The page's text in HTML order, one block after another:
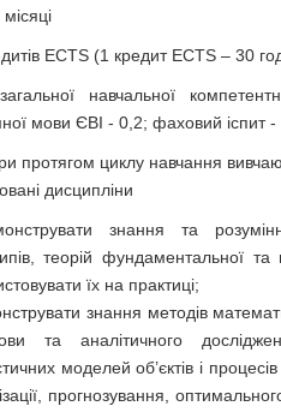
ECTS (1 кредит ЕСТS – 30
навчальної
мови ЄВІ - 0,2; фаховий іспит -
протягом циклу навчання
дисципліни
знання та
теорій фундаментальної та
їх на практиці;
знання методів
та аналітичного
моделей об’єктів і
прогнозування,